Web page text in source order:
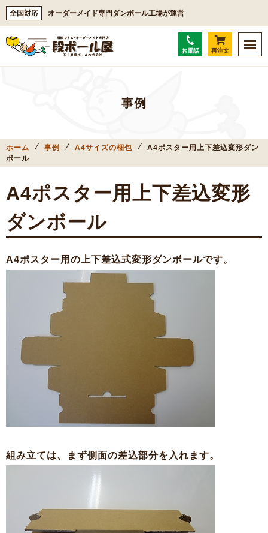
全国対応 オーダーメイド専門ダンボール工場が運営
お電話 再注文
事例
ホーム 事例 A4サイズの梱包
A4ポスター用上下差込変形ダン
ボール
A4ポスター用上下差込変形
ダンボール
A4ポスター用の上下差込式変形ダンボールです。
組み立ては、まず側面の差込部分を入れます。